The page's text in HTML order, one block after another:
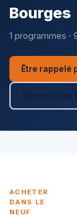
Bourges
1 programmes ·
Être rappelé
Voir tous les
ACHETER
DANS LE
NEUF